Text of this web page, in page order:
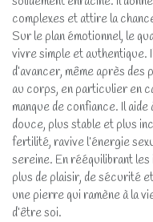
complexes et attire la
Sur le plan émotionnel, le
vivre simple et
d’avancer, même après
au corps, en particulier en
manque de confiance. Il
douce, plus stable et plus
fertilité, ravive l’énergie
sereine. En rééquilibrant
plus de plaisir, de sécurité
une pierre qui ramène à la
d’être soi.